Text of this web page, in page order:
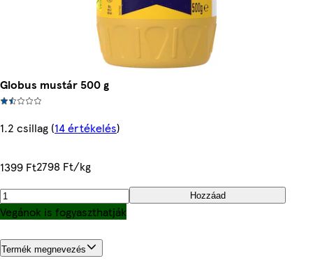
Globus mustár 500 g
1.2 csillag (14 értékelés)
1399 Ft2798 Ft/kg
Hozzáad
Vegánok is fogyaszthatják
Termék megnevezés